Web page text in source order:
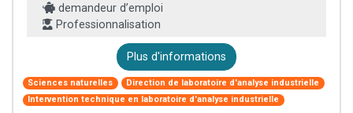
demandeur d’emploi
Professionnalisation
Plus d'informations
Sciences naturelles
Direction de laboratoire d'analyse industrielle
Intervention technique en laboratoire d'analyse industrielle